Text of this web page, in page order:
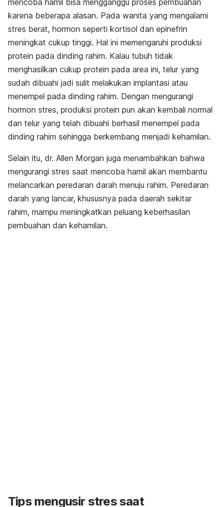
mencoba hamil bisa mengganggu proses pembuahan
karena beberapa alasan. Pada wanita yang mengalami
stres berat, hormon seperti kortisol dan epinefrin
meningkat cukup tinggi. Hal ini memengaruhi produksi
protein pada dinding rahim. Kalau tubuh tidak
menghasilkan cukup protein pada area ini, telur yang
sudah dibuahi jadi sulit melakukan implantasi atau
menempel pada dinding rahim. Dengan mengurangi
hormon stres, produksi protein pun akan kembali normal
dan telur yang telah dibuahi berhasil menempel pada
dinding rahim sehingga berkembang menjadi kehamilan.
Selain itu, dr. Allen Morgan juga menambahkan bahwa
mengurangi stres saat mencoba hamil akan membantu
melancarkan peredaran darah menuju rahim. Peredaran
darah yang lancar, khususnya pada daerah sekitar
rahim, mampu meningkatkan peluang keberhasilan
pembuahan dan kehamilan.
Tips mengusir stres saat